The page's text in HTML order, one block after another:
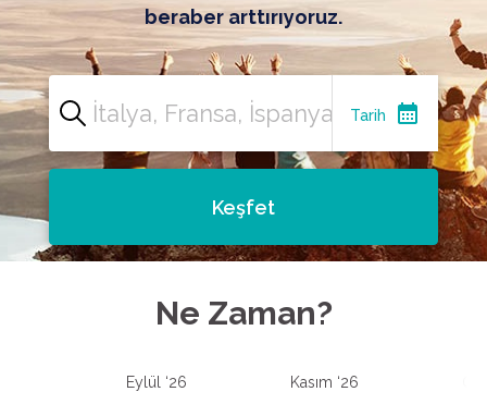
beraber arttırıyoruz.
Tarih calendar_month
Keşfet
Ne Zaman?
Eylül ‘26 Kasım ‘26